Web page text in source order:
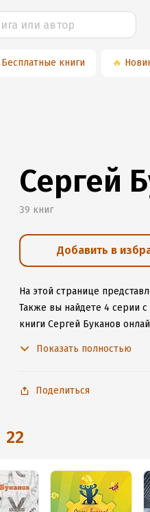
Бесплатные книги 🔥
Сергей
39 книг
Добавить в
На этой странице
Также вы найдете 4 серии с
книги Сергей Буканов
Показать полностью
Поделиться
22